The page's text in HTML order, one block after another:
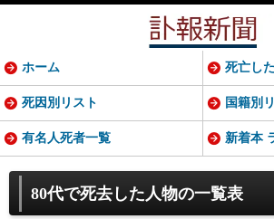
80代で死去した人物の一覧表
ホーム 死亡し
死因別リスト 国籍別
有名人死者一覧 新着本